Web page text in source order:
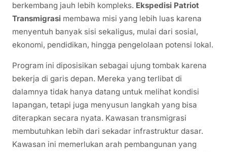
berkembang jauh lebih kompleks. Ekspedisi Patriot
Transmigrasi membawa misi yang lebih luas karena
menyentuh banyak sisi sekaligus, mulai dari sosial,
ekonomi, pendidikan, hingga pengelolaan potensi lokal.
Program ini diposisikan sebagai ujung tombak karena
bekerja di garis depan. Mereka yang terlibat di
dalamnya tidak hanya datang untuk melihat kondisi
lapangan, tetapi juga menyusun langkah yang bisa
diterapkan secara nyata. Kawasan transmigrasi
membutuhkan lebih dari sekadar infrastruktur dasar.
Kawasan ini memerlukan arah pembangunan yang